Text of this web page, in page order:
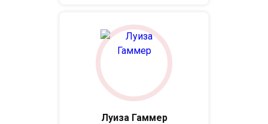
Луиза Гаммер